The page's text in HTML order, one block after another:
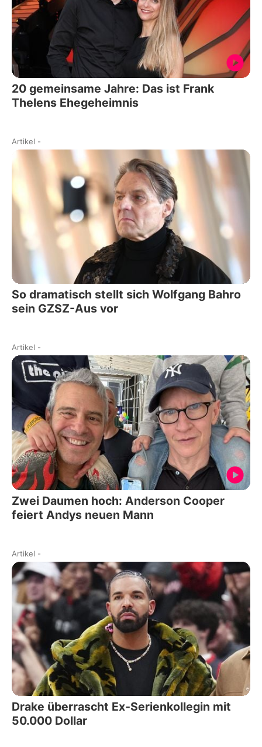
20 gemeinsame Jahre: Das ist Frank
Thelens Ehegeheimnis
Artikel -
So dramatisch stellt sich Wolfgang Bahro
sein GZSZ-Aus vor
Artikel -
Zwei Daumen hoch: Anderson Cooper
feiert Andys neuen Mann
Artikel -
Drake überrascht Ex-Serienkollegin mit
50.000 Dollar